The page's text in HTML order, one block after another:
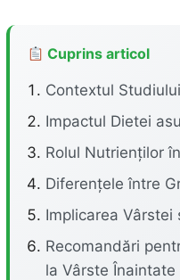
Cuprins articol
Contextul
Impactul Dietei
Rolul Nutrienților
Diferențele între
Implicarea
Recomandări
la Vârste Înaintate